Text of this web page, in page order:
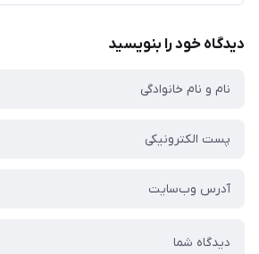
دیدگاه خود را بنویسید